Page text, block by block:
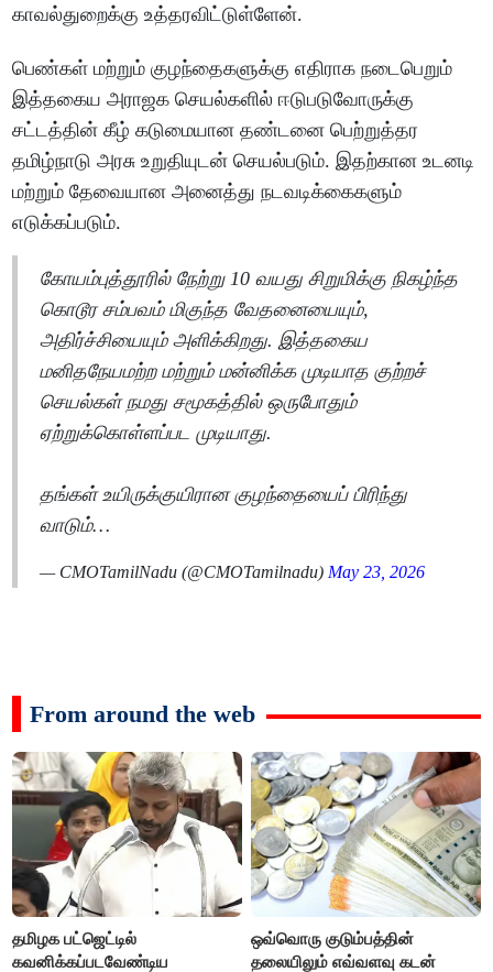
காவல்துறைக்கு உத்தரவிட்டுள்ளேன்.
பெண்கள் மற்றும் குழந்தைகளுக்கு எதிராக நடைபெறும்
இத்தகைய அராஜக செயல்களில் ஈடுபடுவோருக்கு
சட்டத்தின் கீழ் கடுமையான தண்டனை பெற்றுத்தர
தமிழ்நாடு அரசு உறுதியுடன் செயல்படும். இதற்கான உடனடி
மற்றும் தேவையான அனைத்து நடவடிக்கைகளும்
எடுக்கப்படும்.
கோயம்புத்தூரில் நேற்று 10 வயது சிறுமிக்கு நிகழ்ந்த
கொடூர சம்பவம் மிகுந்த வேதனையையும்,
அதிர்ச்சியையும் அளிக்கிறது. இத்தகைய
மனிதநேயமற்ற மற்றும் மன்னிக்க முடியாத குற்றச்
செயல்கள் நமது சமூகத்தில் ஒருபோதும்
ஏற்றுக்கொள்ளப்பட முடியாது.
தங்கள் உயிருக்குயிரான குழந்தையைப் பிரிந்து
வாடும்…
— CMOTamilNadu (@CMOTamilnadu) May 23, 2026
From around the web
தமிழக பட்ஜெட்டில்
கவனிக்கப்படவேண்டிய
ஒவ்வொரு குடும்பத்தின்
தலையிலும் எவ்வளவு கடன்